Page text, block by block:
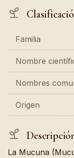
Familia
Nombre
Nombres
Origen
La Mucuna